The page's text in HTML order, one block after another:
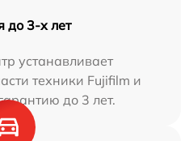
до 3-х лет
устанавливает
техники Fujifilm и
до 3 лет.